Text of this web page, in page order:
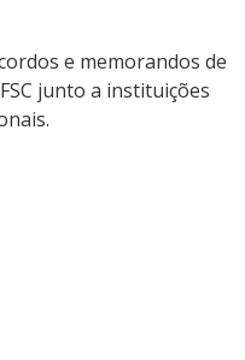
e memorandos de
junto a instituições